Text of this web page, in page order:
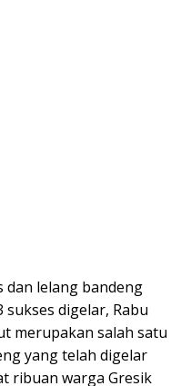
dan lelang bandeng
sukses digelar, Rabu
merupakan salah satu
yang telah digelar
ribuan warga Gresik